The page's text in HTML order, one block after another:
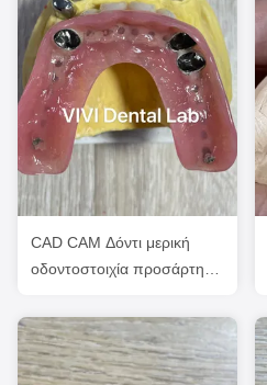
CAD CAM Δόντι μερική
οδοντοστοιχία προσάρτηση
Επαγγελματίας ακριβής